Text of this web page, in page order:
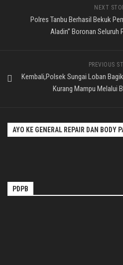
NEXT
Polres Tanbu Berhasil Bekuk
Aladin” Boronan Seluruh
PREVIOUS
Kembali,Polsek Sungai Loban
Kurang Mampu Melalui
AYO KE GENERAL REPAIR DAN BODY
PDPB